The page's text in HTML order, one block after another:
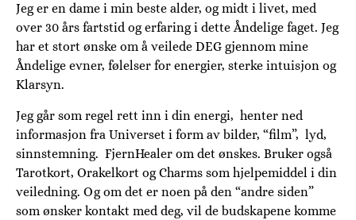
Jeg er en dame i min beste alder, og midt i livet, med
over 30 års fartstid og erfaring i dette Åndelige faget. Jeg
har et stort ønske om å veilede DEG gjennom mine
Åndelige evner, følelser for energier, sterke intuisjon og
Klarsyn.
Jeg går som regel rett inn i din energi, henter ned
informasjon fra Universet i form av bilder, “film”, lyd,
sinnstemning. FjernHealer om det ønskes. Bruker også
Tarotkort, Orakelkort og Charms som hjelpemiddel i din
veiledning. Og om det er noen på den “andre siden”
som ønsker kontakt med deg, vil de budskapene komme